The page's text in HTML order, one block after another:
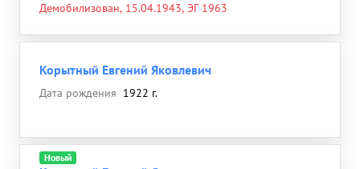
Демобилизован, 15.04.1943, ЭГ 1963
Корытный Евгений Яковлевич
Дата рождения 1922 г.
Новый